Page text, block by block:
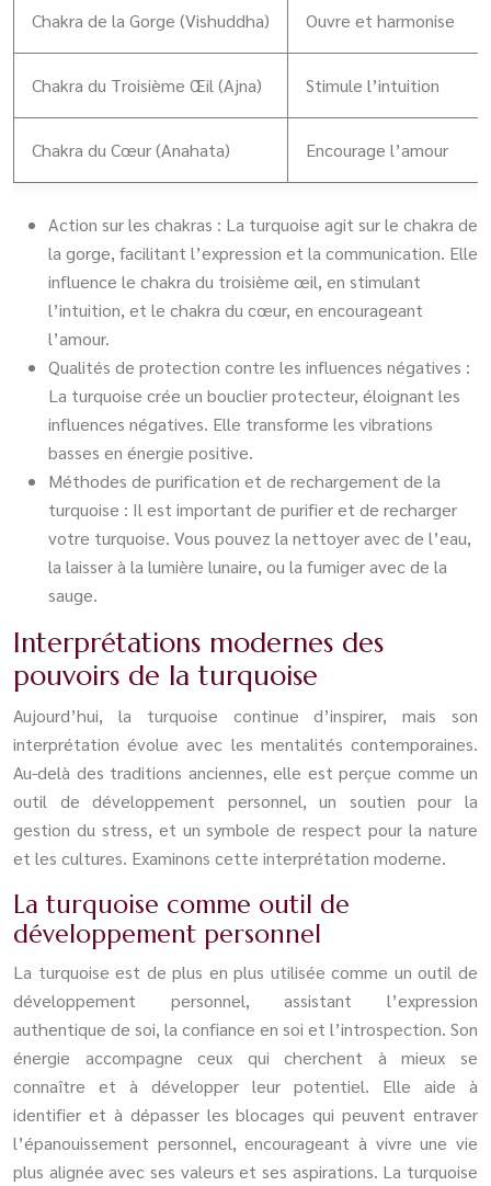
Chakra de la Gorge (Vishuddha) Ouvre et harmonise
Chakra du Troisième Œil (Ajna) Stimule l’intuition
Chakra du Cœur (Anahata) Encourage l’amour
Action sur les chakras : La turquoise agit sur le chakra de
la gorge, facilitant l’expression et la communication. Elle
influence le chakra du troisième œil, en stimulant
l’intuition, et le chakra du cœur, en encourageant
l’amour.
Qualités de protection contre les influences négatives :
La turquoise crée un bouclier protecteur, éloignant les
influences négatives. Elle transforme les vibrations
basses en énergie positive.
Méthodes de purification et de rechargement de la
turquoise : Il est important de purifier et de recharger
votre turquoise. Vous pouvez la nettoyer avec de l’eau,
la laisser à la lumière lunaire, ou la fumiger avec de la
sauge.
Interprétations modernes des
pouvoirs de la turquoise
Aujourd’hui, la turquoise continue d’inspirer, mais son
interprétation évolue avec les mentalités contemporaines.
Au-delà des traditions anciennes, elle est perçue comme un
outil de développement personnel, un soutien pour la
gestion du stress, et un symbole de respect pour la nature
et les cultures. Examinons cette interprétation moderne.
La turquoise comme outil de
développement personnel
La turquoise est de plus en plus utilisée comme un outil de
développement personnel, assistant l’expression
authentique de soi, la confiance en soi et l’introspection. Son
énergie accompagne ceux qui cherchent à mieux se
connaître et à développer leur potentiel. Elle aide à
identifier et à dépasser les blocages qui peuvent entraver
l’épanouissement personnel, encourageant à vivre une vie
plus alignée avec ses valeurs et ses aspirations. La turquoise